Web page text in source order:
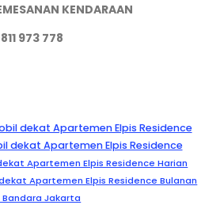
KENDARAAN
973 778
dekat Apartemen Elpis Residence
dekat Apartemen Elpis Residence
Apartemen Elpis Residence Harian
Apartemen Elpis Residence Bulanan
Jakarta